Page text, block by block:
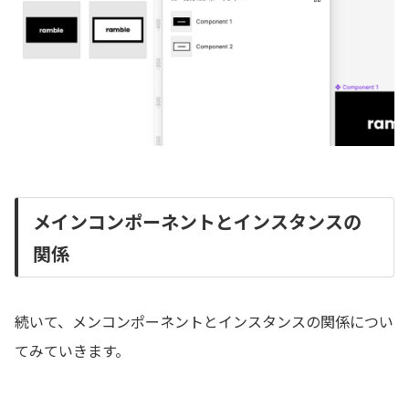
メインコンポーネントとインスタンスの
関係
続いて、メンコンポーネントとインスタンスの関係につい
てみていきます。